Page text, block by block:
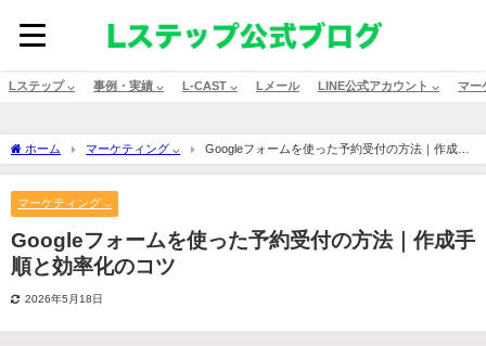
Lステップ ⌵ 事例・実績 ⌵ L-CAST ⌵ Lメール LINE公式アカウント ⌵ マー
ホーム マーケティング ⌵
Googleフォームを使った予約受付の方法｜作成手
順と効率化のコツ
マーケティング ⌵
Googleフォームを使った予約受付の方法｜作成手
順と効率化のコツ
2026年5月18日